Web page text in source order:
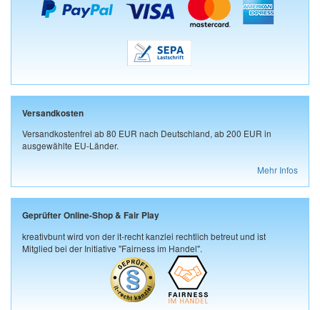
Versandkosten
Versandkostenfrei ab 80 EUR nach Deutschland, ab 200 EUR in
ausgewählte EU-Länder.
Mehr Infos
Geprüfter Online-Shop & Fair Play
kreativbunt wird von der it-recht kanzlei rechtlich betreut und ist
Mitglied bei der Initiative "Fairness im Handel".